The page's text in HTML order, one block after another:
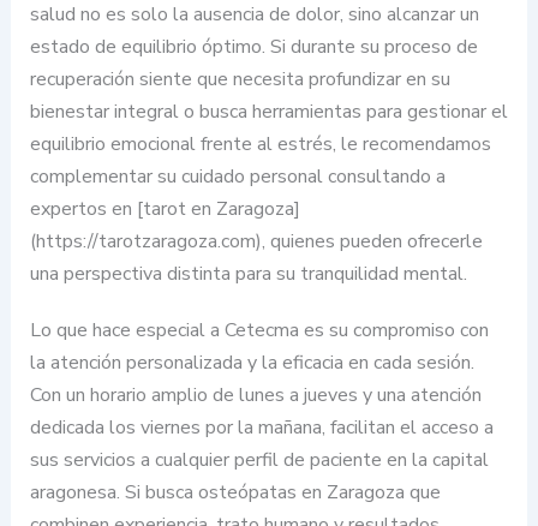
salud no es solo la ausencia de dolor, sino alcanzar un
estado de equilibrio óptimo. Si durante su proceso de
recuperación siente que necesita profundizar en su
bienestar integral o busca herramientas para gestionar el
equilibrio emocional frente al estrés, le recomendamos
complementar su cuidado personal consultando a
expertos en [tarot en Zaragoza]
(https://tarotzaragoza.com), quienes pueden ofrecerle
una perspectiva distinta para su tranquilidad mental.
Lo que hace especial a Cetecma es su compromiso con
la atención personalizada y la eficacia en cada sesión.
Con un horario amplio de lunes a jueves y una atención
dedicada los viernes por la mañana, facilitan el acceso a
sus servicios a cualquier perfil de paciente en la capital
aragonesa. Si busca osteópatas en Zaragoza que